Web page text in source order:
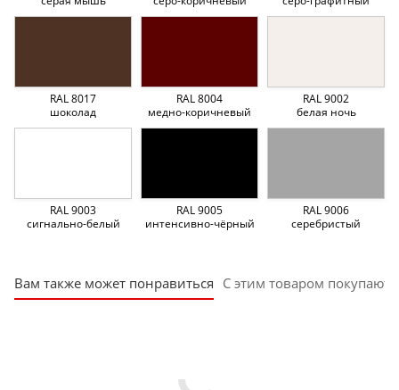
RAL 8017
шоколад
RAL 8004
медно-коричневый
RAL 9002
белая ночь
RAL 9003
сигнально-белый
RAL 9005
интенсивно-чёрный
RAL 9006
серебристый
Вам также может понравиться С этим товаром покупают